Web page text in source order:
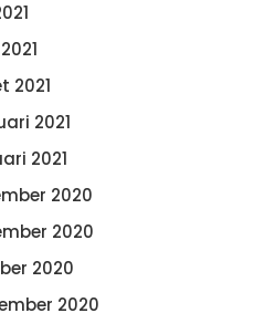
2021
2021
2021
2020
2020
2020
2020